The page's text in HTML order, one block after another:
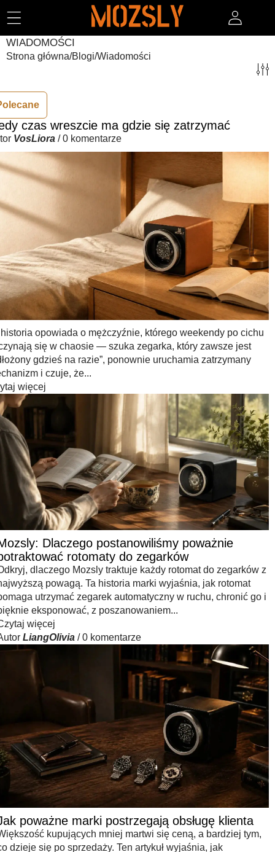
WIADOMOŚCI
Strona główna/Blogi/Wiadomości
czas wreszcie ma gdzie się zatrzymać
VosLiora / 0 komentarze
historia opowiada o mężczyźnie, którego weekendy po cichu
się w chaosie — szuka zegarka, który zawsze jest
gdzieś na razie”, ponownie uruchamia zatrzymany
i czuje, że...
więcej
Dlaczego postanowiliśmy poważnie
rotomaty do zegarków
dlaczego Mozsly traktuje każdy rotomat do zegarków z
powagą. Ta historia marki wyjaśnia, jak rotomat
utrzymać zegarek automatyczny w ruchu, chronić go i
eksponować, z poszanowaniem...
więcej
LiangOlivia / 0 komentarze
poważne marki postrzegają obsługę klienta
kupujących mniej martwi się ceną, a bardziej tym,
dzieje się po sprzedaży. Ten artykuł wyjaśnia, jak